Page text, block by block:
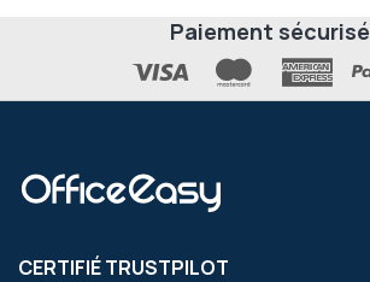
Paiement sécurisé
CERTIFIÉ TRUSTPILOT